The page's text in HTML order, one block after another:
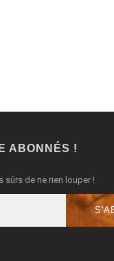
ABONNÉS !
sûrs de ne rien louper !